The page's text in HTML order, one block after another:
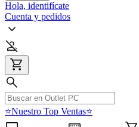
Hola, identifícate
Cuenta y pedidos
⭐Nuestro Top Ventas⭐